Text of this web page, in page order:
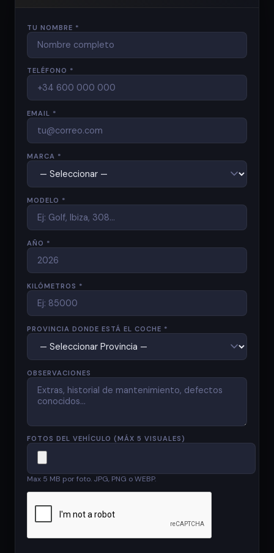
TU NOMBRE *
TELÉFONO *
EMAIL *
MARCA *
MODELO *
AÑO *
KILÓMETROS *
PROVINCIA DONDE ESTÁ EL COCHE *
OBSERVACIONES
FOTOS DEL VEHÍCULO (MÁX 5 VISUALES)
Max 5 MB por foto. JPG, PNG o WEBP.